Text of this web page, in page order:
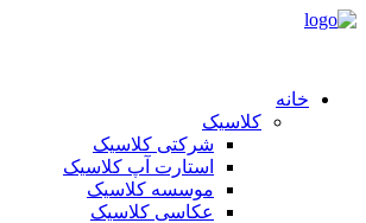
خانه
کلاسیک
شرکتی کلاسیک
استارت آپ کلاسیک
موسسه کلاسیک
عکاسی کلاسیک